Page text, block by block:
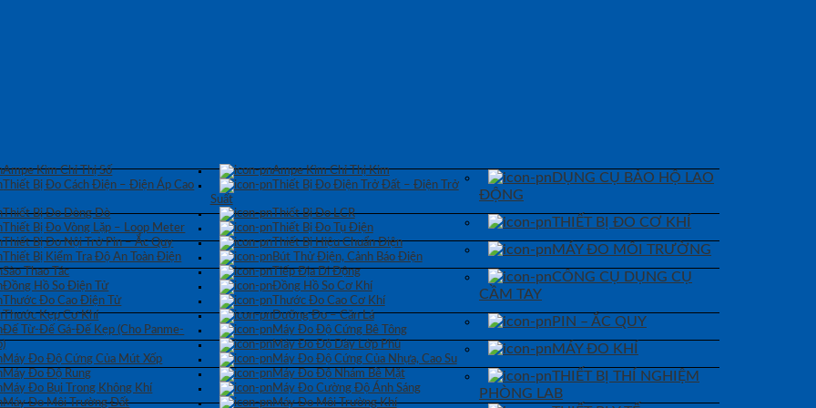
Ampe Kìm Chỉ Thị Số
Ampe Kìm Chỉ Thị Kim
Thiết Bị Đo Cách Điện – Điện Áp Cao
Thiết Bị Đo Điện Trở Đất – Điện Trở
Suất
Thiết Bị Đo Dòng Dò
Thiết Bị Đo LCR
Thiết Bị Đo Vòng Lặp – Loop Meter
Thiết Bị Đo Tụ Điện
Thiết Bị Đo Nội Trở Pin – Ắc Quy
Thiết Bị Hiệu Chuẩn Điện
Thiết Bị Kiểm Tra Độ An Toàn Điện
DỤNG CỤ BẢO HỘ LAO
ĐỘNG
Bút Thử Điện, Cảnh Báo Điện
Sào Thao Tác
Tiếp Địa Di Động
THIẾT BỊ ĐO CƠ KHÍ
Đồng Hồ So Điện Tử
Đồng Hồ So Cơ Khí
Thước Đo Cao Điện Tử
Thước Đo Cao Cơ Khí
Thước Kẹp Cơ Khí
Dưỡng Đo – Căn Lá
Đế Từ-Đế Gá-Đế Kẹp (Cho Panme-
Máy Đo Độ Cứng Bê Tông
Máy Đo Độ Dày Lớp Phủ
Máy Đo Độ Cứng Của Mút Xốp
Máy Đo Độ Cứng Của Nhựa, Cao Su
Máy Đo Độ Rung Máy Đo Độ Nhám Bề Mặt
MÁY ĐO MÔI TRƯỜNG
Máy Đo Bụi Trong Không Khí
Máy Đo Cường Độ Ánh Sáng
Máy Đo Môi Trường Đất
Máy Đo Môi Trường Khí
CÔNG CỤ DỤNG CỤ
CẦM TAY
PIN – ẮC QUY
MÁY ĐO KHÍ
THIẾT BỊ THÍ NGHIỆM
PHÒNG LAB